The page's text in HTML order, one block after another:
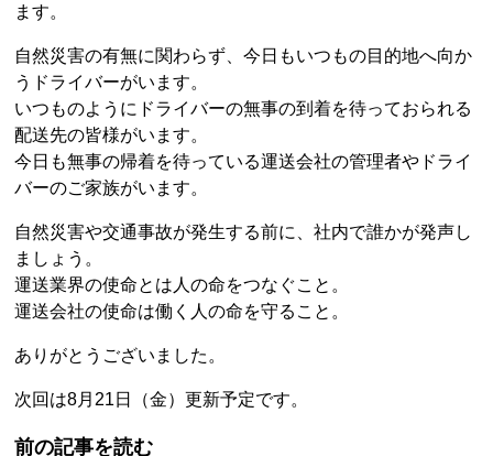
ます。
自然災害の有無に関わらず、今日もいつもの目的地へ向か
うドライバーがいます。
いつものようにドライバーの無事の到着を待っておられる
配送先の皆様がいます。
今日も無事の帰着を待っている運送会社の管理者やドライ
バーのご家族がいます。
自然災害や交通事故が発生する前に、社内で誰かが発声し
ましょう。
運送業界の使命とは人の命をつなぐこと。
運送会社の使命は働く人の命を守ること。
ありがとうございました。
次回は8月21日（金）更新予定です。
前の記事を読む